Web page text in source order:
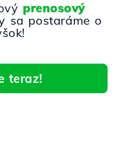
prenosový
sa postaráme o
teraz!